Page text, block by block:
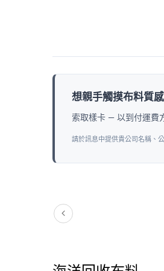
想親手觸摸布料質
索取樣卡 — 以到付運費
請於訊息中提供貴公司名稱、
Bequem = 無臭